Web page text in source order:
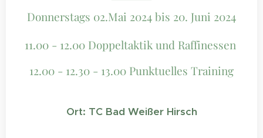
Donnerstags 02.Mai 2024 bis 20. Juni 2024
11.00 - 12.00 Doppeltaktik und Raffinessen
12.00 - 12.30 - 13.00 Punktuelles Training
Ort: TC Bad Weißer Hirsch